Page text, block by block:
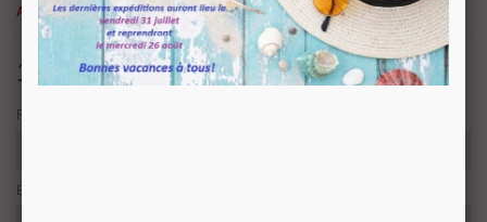
Attention, dernières pièces disponibles.
14,72 € TTC
Finition
Entraxe de fixation